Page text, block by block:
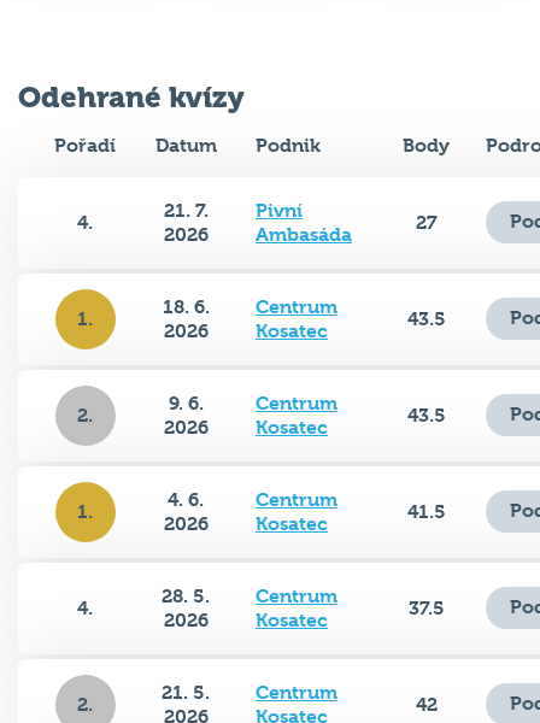
Odehrané kvízy
Pořadí Datum Podnik Body
4.
21. 7.
2026
Pivní
Ambasáda
27
1.
18. 6.
2026
Centrum
Kosatec
43.5
2.
9. 6.
2026
Centrum
Kosatec
43.5
1.
4. 6.
2026
Centrum
Kosatec
41.5
4.
28. 5.
2026
Centrum
Kosatec
37.5
2.
21. 5.
2026
Centrum
Kosatec
42